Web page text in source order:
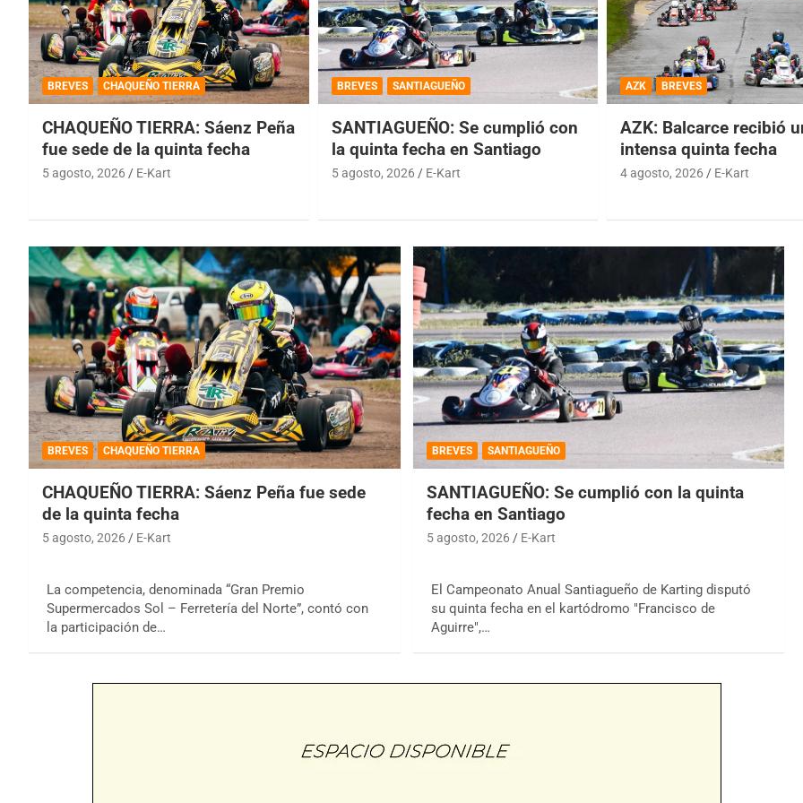
BREVES CHAQUEÑO TIERRA
CHAQUEÑO TIERRA: Sáenz Peña
fue sede de la quinta fecha
5 agosto, 2026 E-Kart
BREVES SANTIAGUEÑO
SANTIAGUEÑO: Se cumplió con
la quinta fecha en Santiago
5 agosto, 2026 E-Kart
AZK BREVES
AZK: Balcarce recibió
intensa quinta fecha
4 agosto, 2026 E-Kart
BREVES CHAQUEÑO TIERRA
CHAQUEÑO TIERRA: Sáenz Peña fue sede
de la quinta fecha
5 agosto, 2026 E-Kart
La competencia, denominada “Gran Premio
Supermercados Sol – Ferretería del Norte”, contó con
la participación de…
BREVES SANTIAGUEÑO
SANTIAGUEÑO: Se cumplió con la quinta
fecha en Santiago
5 agosto, 2026 E-Kart
El Campeonato Anual Santiagueño de Karting disputó
su quinta fecha en el kartódromo "Francisco de
Aguirre",…